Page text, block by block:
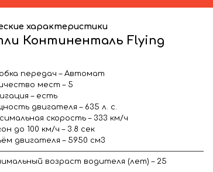
характеристики
Континенталь Flying
передач – Автомат
мест – 5
– есть
двигателя – 635 л. с.
скорость – 333 км/ч
до 100 км/ч – 3.8 сек
двигателя – 5950 см3
возраст водителя (лет) – 25